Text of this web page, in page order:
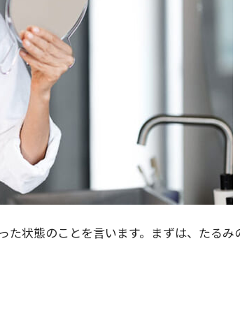
た状態のことを言います。まずは、たるみ